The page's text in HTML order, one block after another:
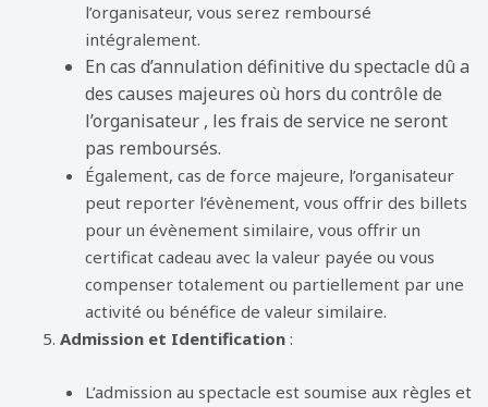
l’organisateur, vous serez remboursé
intégralement.
En cas d’annulation définitive du spectacle dû a
des causes majeures où hors du contrôle de
l’organisateur , les frais de service ne seront
pas remboursés.
Également, cas de force majeure, l’organisateur
peut reporter l’évènement, vous offrir des billets
pour un évènement similaire, vous offrir un
certificat cadeau avec la valeur payée ou vous
compenser totalement ou partiellement par une
activité ou bénéfice de valeur similaire.
Admission et Identification :
L’admission au spectacle est soumise aux règles et